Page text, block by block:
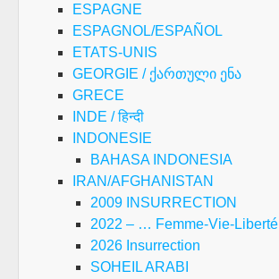
ESPAGNE
ESPAGNOL/ESPAÑOL
ETATS-UNIS
GEORGIE / ქართული ენა
GRECE
INDE / हिन्दी
INDONESIE
BAHASA INDONESIA
IRAN/AFGHANISTAN
2009 INSURRECTION
2022 – … Femme-Vie-Liberté
2026 Insurrection
SOHEIL ARABI